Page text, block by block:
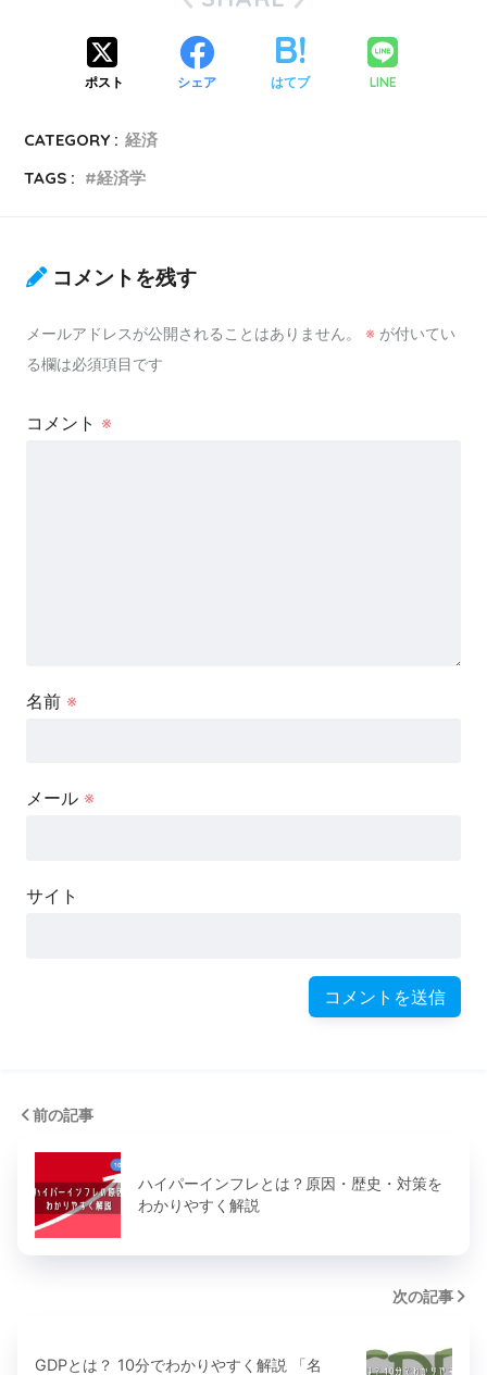
ポスト シェア はてブ LINE
CATEGORY : 経済
TAGS :
経済学
コメントを残す
メールアドレスが公開されることはありません。 ※ が付いてい
る欄は必須項目です
コメント ※
名前 ※
メール ※
サイト
前の記事
ハイパーインフレとは？原因・歴史・対策を
わかりやすく解説
次の記事
GDPとは？ 10分でわかりやすく解説 「名